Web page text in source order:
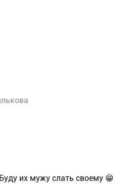
их мужу слать своему 😁